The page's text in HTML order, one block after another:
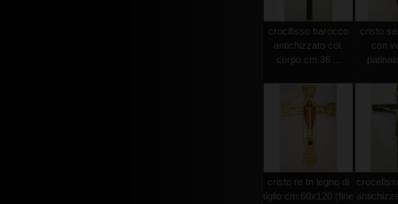
crocifisso barocco
antichizzato col.
corpo cm.36 ...
cristo
con
cristo re In legno di
tiglio cm.60x120 (fine